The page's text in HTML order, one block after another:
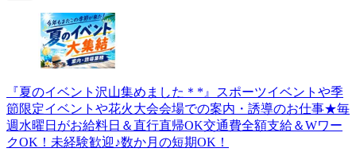
『夏のイベント沢山集めました＊*』スポーツイベントや季
節限定イベントや花火大会会場での案内・誘導のお仕事★毎
週水曜日がお給料日＆直行直帰OK交通費全額支給＆Wワー
クOK！未経験歓迎♪数か月の短期OK！